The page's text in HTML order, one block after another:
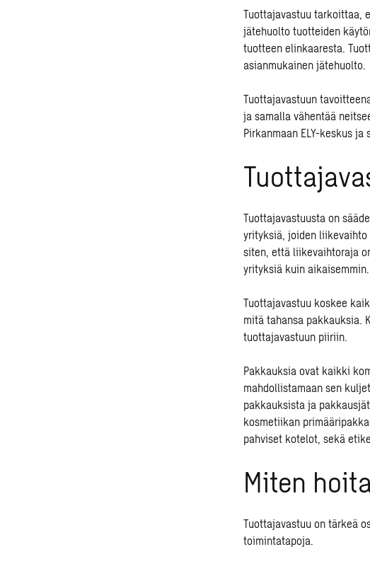
Tuottajavastuu tarkoittaa,
jätehuolto tuotteiden
tuotteen elinkaaresta.
asianmukainen jätehuolto.
Tuottajavastuun
ja samalla vähentää
Pirkanmaan ELY-keskus
Tuottajavastuusta on
yrityksiä, joiden liikevaihto
siten, että liikevaihtoraja
yrityksiä kuin aikaisemmin.
Tuottajavastuu koskee
mitä tahansa pakkauksia.
tuottajavastuun piiriin.
Pakkauksia ovat kaikki
mahdollistamaan sen
pakkauksista ja
kosmetiikan
pahviset kotelot, sekä
Miten
Tuottajavastuu on tärkeä
toimintatapoja.